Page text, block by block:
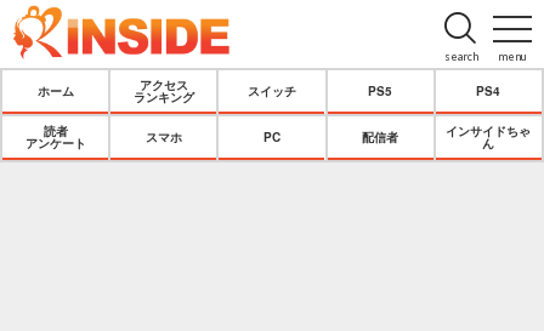
menu
search
ホーム
アクセス
ランキング
スイッチ PS5 PS4
読者
アンケート
スマホ PC 配信者
インサイドちゃ
ん